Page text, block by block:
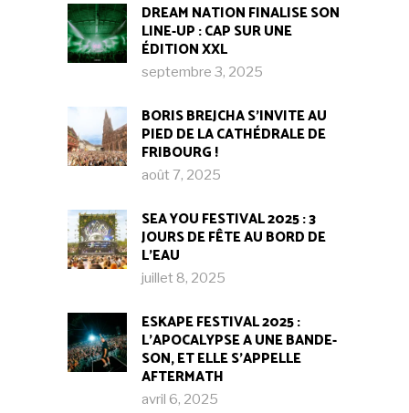
DREAM NATION FINALISE SON
LINE-UP : CAP SUR UNE
ÉDITION XXL
septembre 3, 2025
BORIS BREJCHA S’INVITE AU
PIED DE LA CATHÉDRALE DE
FRIBOURG !​
août 7, 2025
SEA YOU FESTIVAL 2025 : 3
JOURS DE FÊTE AU BORD DE
L’EAU
juillet 8, 2025
ESKAPE FESTIVAL 2025 :
L’APOCALYPSE A UNE BANDE-
SON, ET ELLE S’APPELLE
AFTERMATH
avril 6, 2025